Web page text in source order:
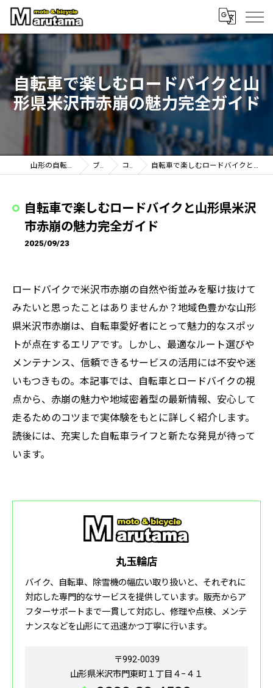
自転車で楽しむロードバイクと山
形県米沢市赤崩の魅力完全ガイド
山形の自転車なら丸玉輪店 ブログ コラム 自転車で楽しむロードバイクと山形県米沢市赤崩の魅力完全ガイド
自転車で楽しむロードバイクと山形県米沢
市赤崩の魅力完全ガイド
2025/09/23
ロードバイクで米沢市赤崩の自然や街並みを駆け抜けて
みたいと思ったことはありませんか？地域色豊かな山形
県米沢市赤崩は、自転車愛好者にとって魅力的なスポッ
トが点在するエリアです。しかし、最適なルート選びや
メンテナンス、信頼できるサービスの活用には不安や迷
いもつきもの。本記事では、自転車とロードバイクの視
点から、赤崩の魅力や地域密着型の最新情報、安心して
走るためのコツまで実体験をもとに詳しく紹介します。
読後には、充実した自転車ライフと新たな発見が待って
います。
丸玉輪店
バイク、自転車、除雪機の幅広い取り扱いと、それぞれに
対応した専門的なサービスを提供しています。販売からア
フターサポートまで一貫して対応し、修理や点検、メンテ
ナンスなどを山形にて迅速かつ丁寧に行います。
〒992-0039
山形県米沢市門東町１丁目４−４１